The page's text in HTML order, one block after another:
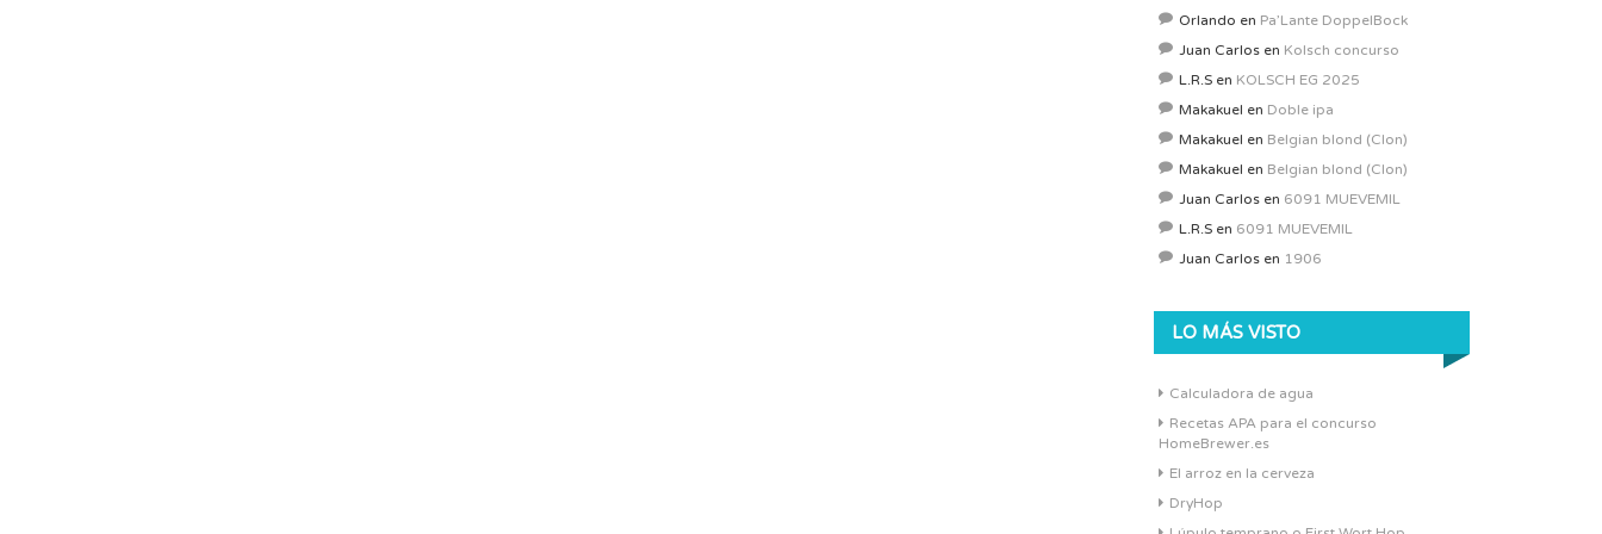
Orlando en Pa’Lante DoppelBock
Juan Carlos en Kolsch concurso
L.R.S en KOLSCH EG 2025
Makakuel en Doble ipa
Makakuel en Belgian blond (Clon)
Makakuel en Belgian blond (Clon)
Juan Carlos en 6091 MUEVEMIL
L.R.S en 6091 MUEVEMIL
Juan Carlos en 1906
LO MÁS VISTO
Calculadora de agua
Recetas APA para el concurso
HomeBrewer.es
El arroz en la cerveza
DryHop